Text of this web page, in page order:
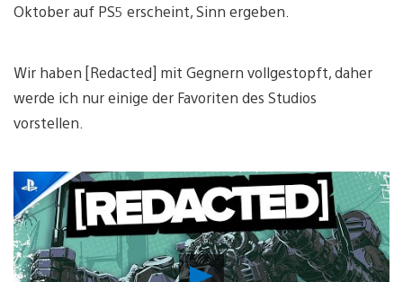
Oktober auf PS5 erscheint, Sinn ergeben.
Wir haben [Redacted] mit Gegnern vollgestopft, daher
werde ich nur einige der Favoriten des Studios
vorstellen.
Video